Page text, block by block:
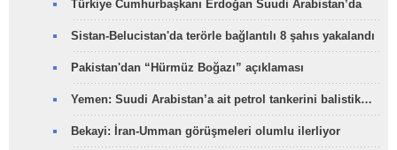
Türkiye Cumhurbaşkanı Erdoğan Suudi Arabistan’da
Sistan-Belucistan'da terörle bağlantılı 8 şahıs yakalandı
Pakistan'dan “Hürmüz Boğazı” açıklaması
Yemen: Suudi Arabistan’a ait petrol tankerini balistik…
Bekayi: İran-Umman görüşmeleri olumlu ilerliyor